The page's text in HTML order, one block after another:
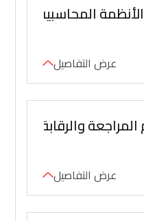
المحاسبية
عرض التفاصيل
والرقابة في
عرض التفاصيل